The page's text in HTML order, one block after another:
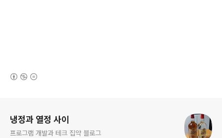
냉정과 열정 사이
프로그램 개발과 테크 집약 블로그